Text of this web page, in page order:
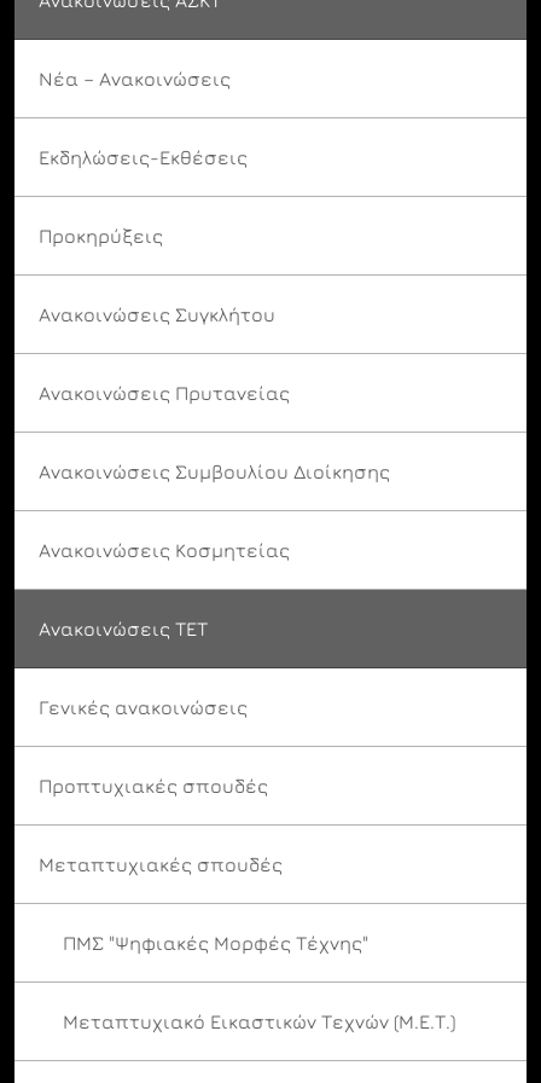
Νέα – Ανακοινώσεις
Εκδηλώσεις-Εκθέσεις
Προκηρύξεις
Ανακοινώσεις Συγκλήτου
Ανακοινώσεις Πρυτανείας
Ανακοινώσεις Συμβουλίου Διοίκησης
Ανακοινώσεις Κοσμητείας
Ανακοινώσεις ΤΕΤ
Γενικές ανακοινώσεις
Προπτυχιακές σπουδές
Μεταπτυχιακές σπουδές
ΠΜΣ "Ψηφιακές Μορφές Τέχνης"
Μεταπτυχιακό Εικαστικών Τεχνών (Μ.Ε.Τ.)